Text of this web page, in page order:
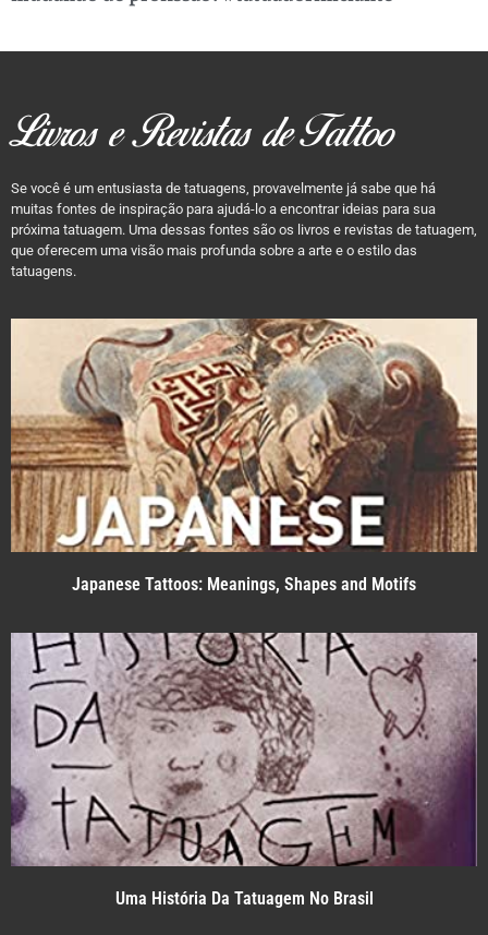
Livros e Revistas de Tattoo
Se você é um entusiasta de tatuagens, provavelmente já sabe que há
muitas fontes de inspiração para ajudá-lo a encontrar ideias para sua
próxima tatuagem. Uma dessas fontes são os livros e revistas de tatuagem,
que oferecem uma visão mais profunda sobre a arte e o estilo das
tatuagens.
Japanese Tattoos: Meanings, Shapes and Motifs
Uma História Da Tatuagem No Brasil